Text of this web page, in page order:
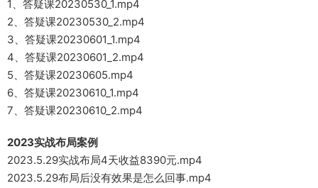
1、答疑课20230530_1.mp4
2、答疑课20230530_2.mp4
3、答疑课20230601_1.mp4
4、答疑课20230601_2.mp4
5、答疑课20230605.mp4
6、答疑课20230610_1.mp4
7、答疑课20230610_2.mp4
2023实战布局案例
2023.5.29实战布局4天收益8390元.mp4
2023.5.29布局后没有效果是怎么回事.mp4